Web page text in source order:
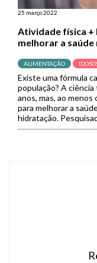
25 março 2022
Atividade física +
melhorar a
ALIMENTAÇÃO
Existe uma fórmula
população? A
anos, mas, ao
para melhorar a
hidratação.
revelaram que, após